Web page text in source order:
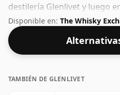
destilería Glenlivet y luego
Con 54,2% ABV, este
aceptable. Embotellado en
cl.
Disponible en: The Whisky
TAMBIÉN DE GLENLIVET